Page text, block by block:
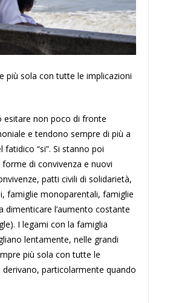
più sola con tutte le implicazioni
esitare non poco di fronte
e tendono sempre di più a
“si”. Si stanno poi
di convivenza e nuovi
patti civili di solidarietà,
famiglie monoparentali, famiglie
dimenticare l’aumento costante
I legami con la famiglia
lentamente, nelle grandi
più sola con tutte le
derivano, particolarmente quando